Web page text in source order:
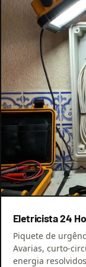
Eletricista 24
Piquete de
Avarias, curto-
energia